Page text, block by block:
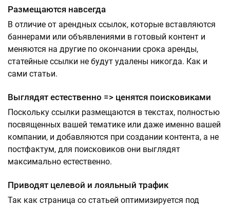
Размещаются навсегда
В отличие от арендных ссылок, которые вставляются
баннерами или объявлениями в готовый контент и
меняются на другие по окончании срока аренды,
статейные ссылки не будут удалены никогда. Как и
сами статьи.
Выглядят естественно => ценятся поисковиками
Поскольку ссылки размещаются в текстах, полностью
посвященных вашей тематике или даже именно вашей
компании, и добавляются при создании контента, а не
постфактум, для поисковиков они выглядят
максимально естественно.
Приводят целевой и лояльный трафик
Так как страница со статьей оптимизируется под